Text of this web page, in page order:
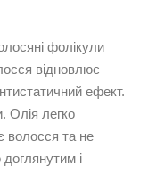
фолікули
відновлює
ефект.
Олія легко
волосся та не
і